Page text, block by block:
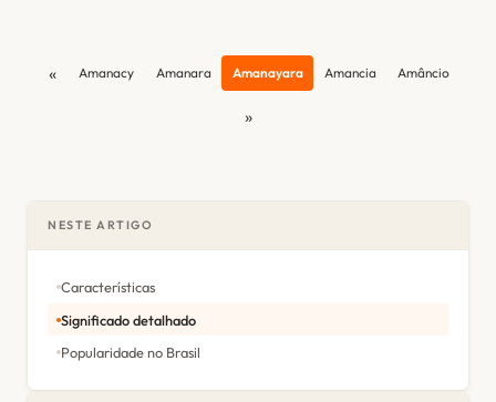
« Amanacy Amanara Amanayara Amancia Amâncio
»
NESTE ARTIGO
Características
Significado detalhado
Popularidade no Brasil